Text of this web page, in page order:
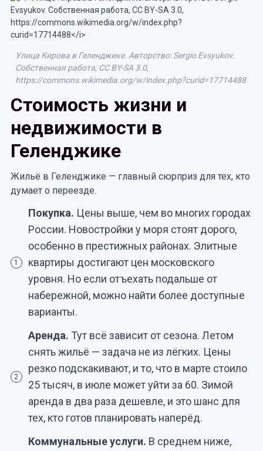
Улица Кирова в Геленджике. Авторство: Sergio Evsyukov.
Собственная работа, CC BY-SA 3.0,
https://commons.wikimedia.org/w/index.php?curid=17714488
Стоимость жизни и
недвижимости в
Геленджике
Жильё в Геленджике — главный сюрприз для тех, кто
думает о переезде.
1
Покупка. Цены выше, чем во многих городах
России. Новостройки у моря стоят дорого,
особенно в престижных районах. Элитные
квартиры достигают цен московского
уровня. Но если отъехать подальше от
набережной, можно найти более доступные
варианты.
2
Аренда. Тут всё зависит от сезона. Летом
снять жильё — задача не из лёгких. Цены
резко подскакивают, и то, что в марте стоило
25 тысяч, в июле может уйти за 60. Зимой
аренда в два раза дешевле, и это шанс для
тех, кто готов планировать наперёд.
Коммунальные услуги. В среднем ниже,